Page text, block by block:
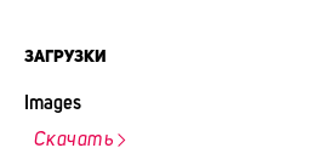
ЗАГРУЗКИ
Images
Скачать